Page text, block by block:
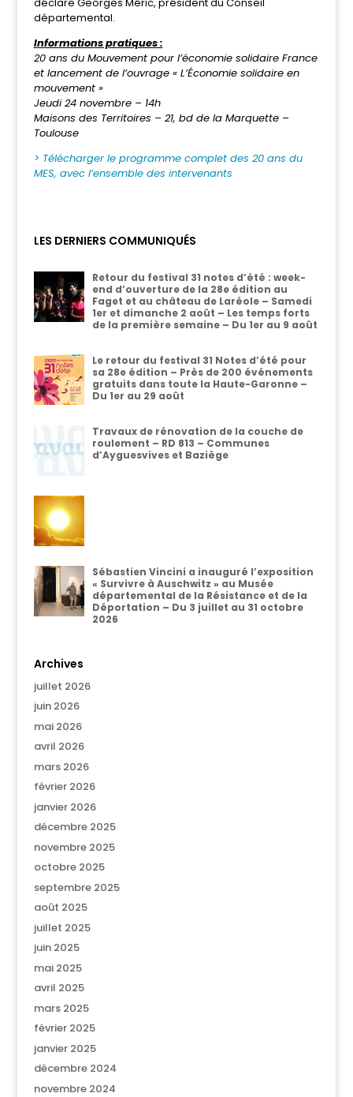
départemental.
Informations pratiques :
20 ans du Mouvement pour l’économie solidaire France
et lancement de l’ouvrage « L’Économie solidaire en
mouvement »
Jeudi 24 novembre – 14h
Maisons des Territoires – 21, bd de la Marquette –
Toulouse
> Télécharger le programme complet des 20 ans du
MES, avec l’ensemble des intervenants
LES DERNIERS COMMUNIQUÉS
Retour du festival 31 notes d’été : week-
end d’ouverture de la 28e édition au
Faget et au château de Laréole – Samedi
1er et dimanche 2 août – Les temps forts
de la première semaine – Du 1er au 9 août
Le retour du festival 31 Notes d’été pour
sa 28e édition – Près de 200 événements
gratuits dans toute la Haute-Garonne –
Du 1er au 29 août
Travaux de rénovation de la couche de
roulement – RD 813 – Communes
d’Ayguesvives et Baziège
Sébastien Vincini a inauguré l’exposition
« Survivre à Auschwitz » au Musée
départemental de la Résistance et de la
Déportation – Du 3 juillet au 31 octobre
2026
Archives
juillet 2026
juin 2026
mai 2026
avril 2026
mars 2026
février 2026
janvier 2026
décembre 2025
novembre 2025
octobre 2025
septembre 2025
août 2025
juillet 2025
juin 2025
mai 2025
avril 2025
mars 2025
février 2025
janvier 2025
décembre 2024
novembre 2024